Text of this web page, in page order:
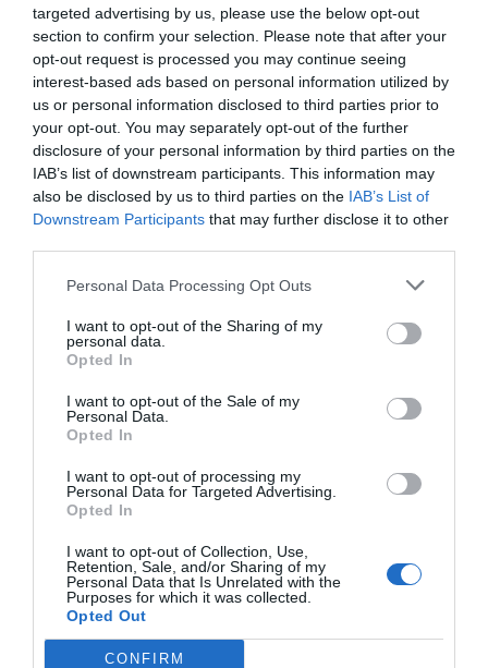
targeted advertising by us, please use the below opt-out
section to confirm your selection. Please note that after your
opt-out request is processed you may continue seeing
interest-based ads based on personal information utilized by
us or personal information disclosed to third parties prior to
your opt-out. You may separately opt-out of the further
disclosure of your personal information by third parties on the
IAB’s list of downstream participants. This information may
also be disclosed by us to third parties on the IAB’s List of
Downstream Participants that may further disclose it to other
Personal Data Processing Opt Outs
I want to opt-out of the Sharing of my
personal data.
Opted In
I want to opt-out of the Sale of my
Personal Data.
Opted In
I want to opt-out of processing my
Personal Data for Targeted Advertising.
Opted In
I want to opt-out of Collection, Use,
Retention, Sale, and/or Sharing of my
Personal Data that Is Unrelated with the
Purposes for which it was collected.
Opted Out
CONFIRM
RELACIONADES
PSOE i Sumar fixen
jornada laboral a
37,5 hores
setmanals
incompleixin amb la retallada de